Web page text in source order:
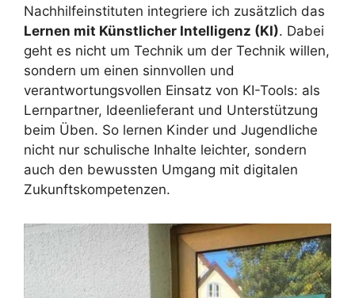
Nachhilfeinstituten integriere ich zusätzlich das
Lernen mit Künstlicher Intelligenz (KI). Dabei
geht es nicht um Technik um der Technik willen,
sondern um einen sinnvollen und
verantwortungsvollen Einsatz von KI-Tools: als
Lernpartner, Ideenlieferant und Unterstützung
beim Üben. So lernen Kinder und Jugendliche
nicht nur schulische Inhalte leichter, sondern
auch den bewussten Umgang mit digitalen
Zukunftskompetenzen.